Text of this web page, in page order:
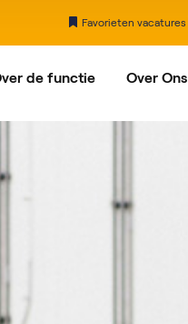
Favorieten vacatures
de functie Over Ons